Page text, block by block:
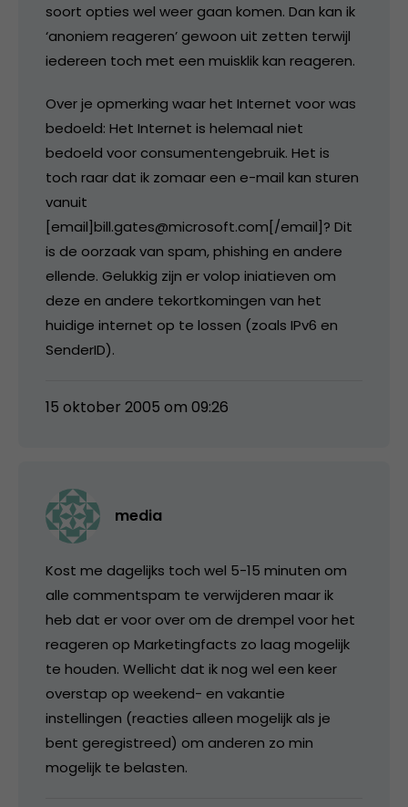
soort opties wel weer gaan komen. Dan kan ik
‘anoniem reageren’ gewoon uit zetten terwijl
iedereen toch met een muisklik kan reageren.
Over je opmerking waar het Internet voor was
bedoeld: Het Internet is helemaal niet
bedoeld voor consumentengebruik. Het is
toch raar dat ik zomaar een e-mail kan sturen
vanuit
[email]bill.gates@microsoft.com[/email]? Dit
is de oorzaak van spam, phishing en andere
ellende. Gelukkig zijn er volop iniatieven om
deze en andere tekortkomingen van het
huidige internet op te lossen (zoals IPv6 en
SenderID).
15 oktober 2005 om 09:26
media
Kost me dagelijks toch wel 5-15 minuten om
alle commentspam te verwijderen maar ik
heb dat er voor over om de drempel voor het
reageren op Marketingfacts zo laag mogelijk
te houden. Wellicht dat ik nog wel een keer
overstap op weekend- en vakantie
instellingen (reacties alleen mogelijk als je
bent geregistreed) om anderen zo min
mogelijk te belasten.